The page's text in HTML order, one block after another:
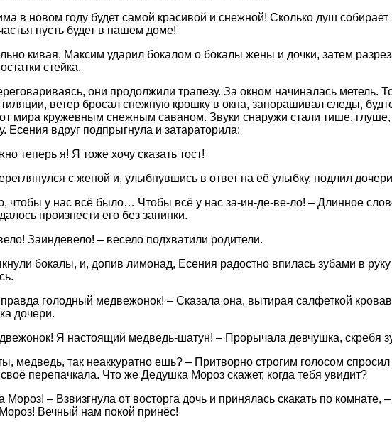
в новом году будет самой красивой и снежной! Сколько душ собирает
пусть будет в нашем доме!
кивая, Максим ударил бокалом о бокалы жены и дочки, затем
стейка.
они продолжили трапезу. За окном начиналась метель.
ветер бросал снежную крошку в окна, запорашивал следы,
от мира кружевным снежным саваном. Звуки снаружи стали тише,
Есения вдруг подпрыгнула и затараторила:
теперь я! Я тоже хочу сказать тост!
с женой и, улыбнувшись в ответ на её улыбку, подлил
чтобы у нас всё было… Чтобы всё у нас за-ин-де-ве-ло! – Длинное
произнести его без запинки.
Заиндевело! – весело подхватили родители.
бокалы, и, допив лимонад, Есения радостно впилась зубами в
голодный медвежонок! – Сказала она, вытирая салфеткой
дочери.
Я настоящий медведь-шатун! – Прорычала девчушка, скребя
медведь, так неаккуратно ешь? – Притворно строгим голосом
перепачкала. Что же Дедушка Мороз скажет, когда тебя увидит?
Мороз! – Взвизгнула от восторга дочь и принялась скакать по комнате,
Вечный нам покой принёс!